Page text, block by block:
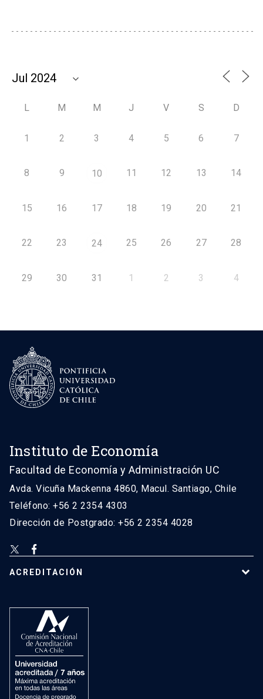
L M M J V S D
1 2 3 4 5 6 7
8 9 10 11 12 13 14
15 16 17 18 19 20 21
22 23 24 25 26 27 28
29 30 31 1 2 3 4
Instituto de Economía
Facultad de Economía y Administración UC
Avda. Vicuña Mackenna 4860, Macul. Santiago, Chile
Teléfono: +56 2 2354 4303
Dirección de Postgrado: +56 2 2354 4028
ACREDITACIÓN